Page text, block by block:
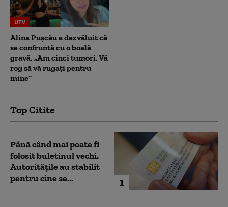
UTV
Alina Pușcău a dezvăluit că
se confruntă cu o boală
gravă. „Am cinci tumori. Vă
rog să vă rugați pentru
mine”
Top Citite
1
Până când mai poate fi
folosit buletinul vechi.
Autoritățile au stabilit
pentru cine se...